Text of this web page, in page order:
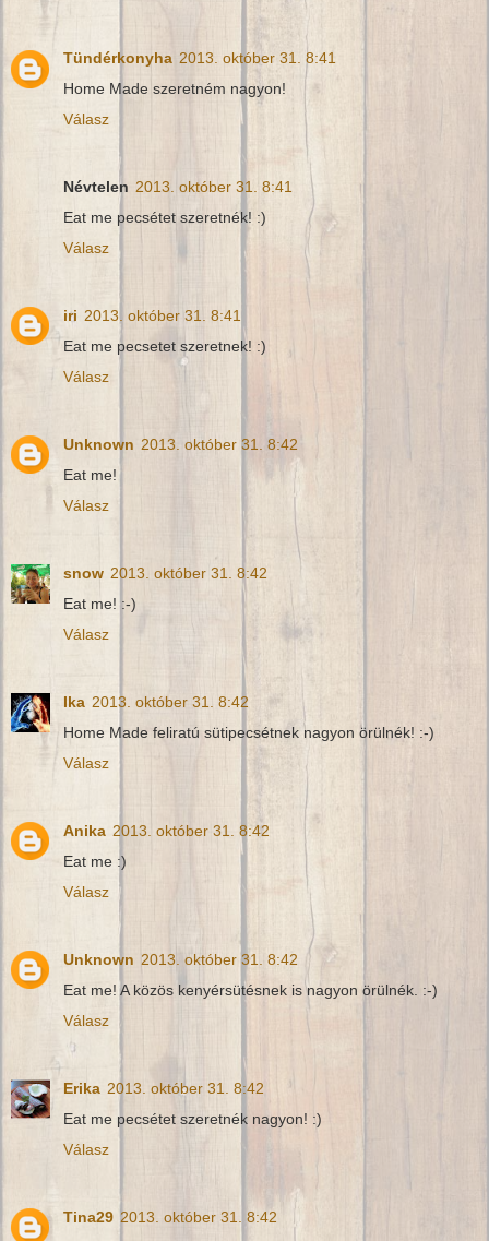
Tündérkonyha 2013. október 31. 8:41
Home Made szeretném nagyon!
Válasz
Névtelen 2013. október 31. 8:41
Eat me pecsétet szeretnék! :)
Válasz
iri 2013. október 31. 8:41
Eat me pecsetet szeretnek! :)
Válasz
Unknown 2013. október 31. 8:42
Eat me!
Válasz
snow 2013. október 31. 8:42
Eat me! :-)
Válasz
Ika 2013. október 31. 8:42
Home Made feliratú sütipecsétnek nagyon örülnék! :-)
Válasz
Anika 2013. október 31. 8:42
Eat me :)
Válasz
Unknown 2013. október 31. 8:42
Eat me! A közös kenyérsütésnek is nagyon örülnék. :-)
Válasz
Erika 2013. október 31. 8:42
Eat me pecsétet szeretnék nagyon! :)
Válasz
Tina29 2013. október 31. 8:42